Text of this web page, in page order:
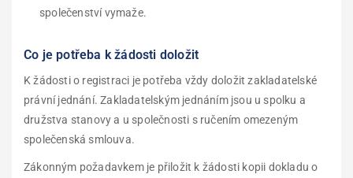
společenství vymaže.
Co je potřeba k žádosti doložit
K žádosti o registraci je potřeba vždy doložit zakladatelské
právní jednání. Zakladatelským jednáním jsou u spolku a
družstva stanovy a u společnosti s ručením omezeným
společenská smlouva.
Zákonným požadavkem je přiložit k žádosti kopii dokladu o